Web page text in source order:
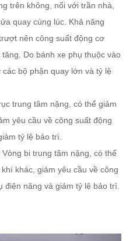
trên không, nối với trần nhà,
quay cùng lúc. Khả năng
nên công suất động cơ
Do bánh xe phụ thuộc vào
bộ phận quay lớn và tỷ lệ
trung tâm nặng, có thể giảm
yêu cầu về công suất động
tỷ lệ bảo trì.
Vòng bi trung tâm nặng, có thể
khác, giảm yêu cầu về công
năng và giảm tỷ lệ bảo trì.